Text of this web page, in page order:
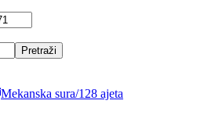
Pretraži
Mekanska sura/128 ajeta